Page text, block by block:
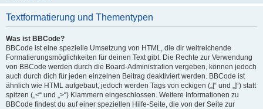
Textformatierung und Thementypen
Was ist BBCode?
BBCode ist eine spezielle Umsetzung von HTML, die dir weitreichende
Formatierungsmöglichkeiten für deinen Text gibt. Die Rechte zur Verwendung
von BBCode werden durch die Board-Administration vergeben, können jedoch
auch durch dich für jeden einzelnen Beitrag deaktiviert werden. BBCode ist
ähnlich wie HTML aufgebaut, jedoch werden Tags von eckigen („[“ und „]“) statt
spitzen („<“ und „>“) Klammern eingeschlossen. Weitere Informationen zu
BBCode findest du auf einer speziellen Hilfe-Seite, die von der Seite zur